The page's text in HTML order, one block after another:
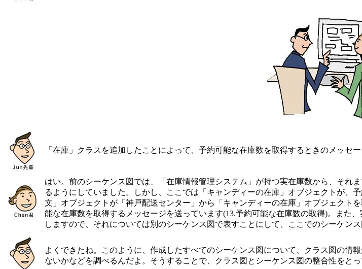
「在庫」クラスを追加したことによって、予約可能な在庫数を取得するときのメッセ
はい。前のシーケンス図では、「在庫情報管理システム」が持つ実在庫数から、それ
るようにしていました。しかし、ここでは「キャンディーの在庫」オブジェクトが
文」オブジェクトが「神戸配送センター」から「キャンディーの在庫」オブジェクト
能な在庫数を取得するメッセージを送っています(13.予約可能な在庫数の取得)。また
しますので、それについては別のシーケンス図で表すことにして、ここでのシーケン
よくできたね。このように、作成したすべてのシーケンス図について、クラス図の
ないかなどを調べるんだよ。そうすることで、クラス図とシーケンス図の整合性をとっ